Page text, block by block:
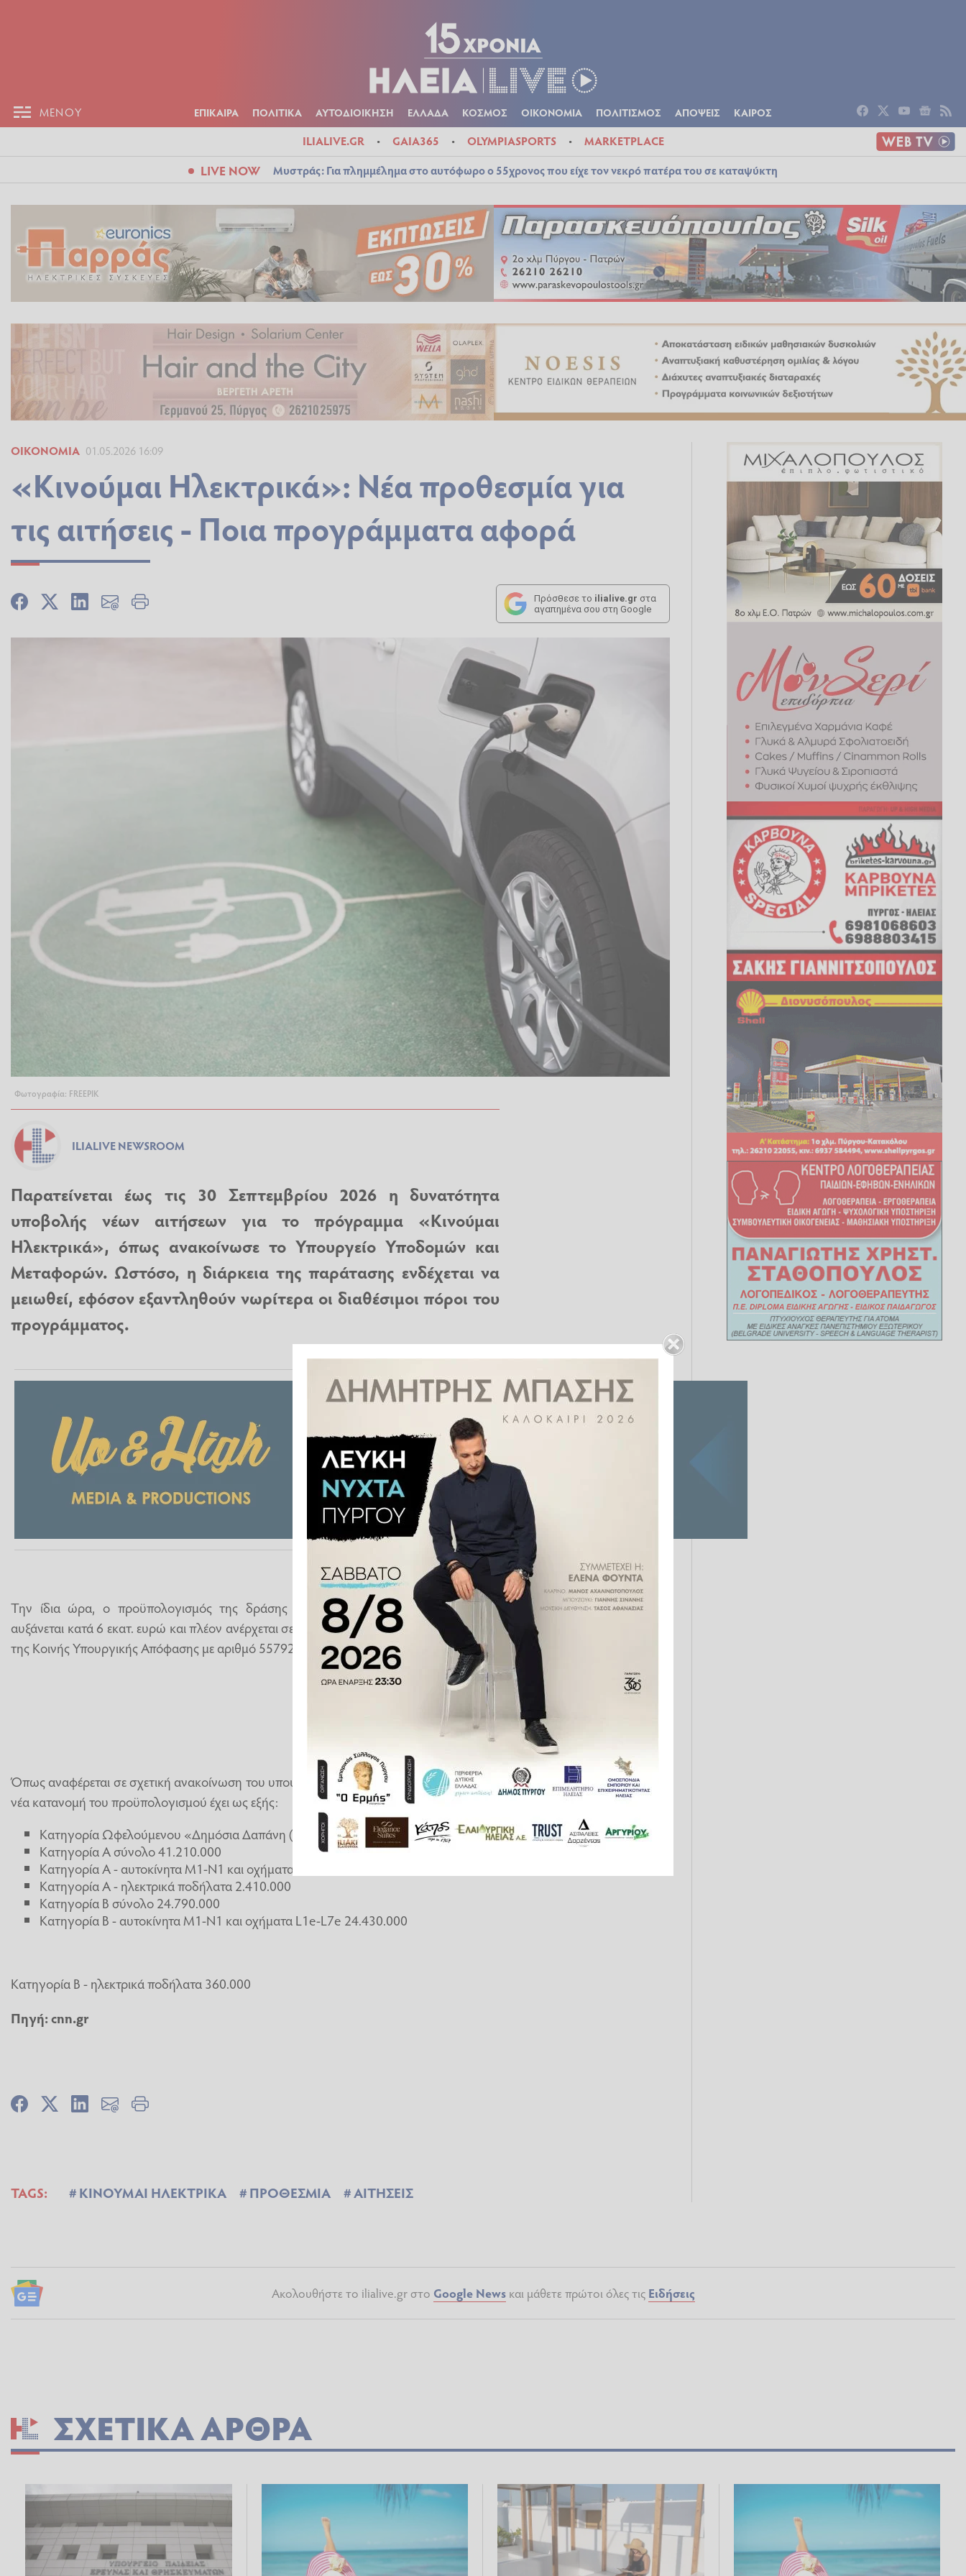
ΜΕΝΟΥ ΕΠΙΚΑΙΡΑ ΠΟΛΙΤΙΚΑ ΑΥΤΟΔΙΟΙΚΗΣΗ ΕΛΛΑΔΑ ΚΟΣΜΟΣ ΟΙΚΟΝΟΜΙΑ ΠΟΛΙΤΙΣΜΟΣ ΑΠΟΨΕΙΣ ΚΑΙΡΟΣ
ILIALIVE.GR GAIA365 OLYMPIASPORTS MARKETPLACE
LIVE NOW Μυστράς: Για πλημμέλημα στο αυτόφωρο ο 55χρονος που είχε τον νεκρό πατέρα του σε καταψύκτη
ΟΙΚΟΝΟΜΊΑ 01.05.2026 16:09
«Κινούμαι Ηλεκτρικά»: Νέα προθεσμία για
τις αιτήσεις - Ποια προγράμματα αφορά
Πρόσθεσε το ilialive.gr στα
αγαπημένα σου στη Google
Φωτογραφία: FREEPIK
ILIALIVE NEWSROOM
Παρατείνεται έως τις 30 Σεπτεμβρίου 2026 η δυνατότητα
υποβολής νέων αιτήσεων για το πρόγραμμα «Κινούμαι
Ηλεκτρικά», όπως ανακοίνωσε το Υπουργείο Υποδομών και
Μεταφορών. Ωστόσο, η διάρκεια της παράτασης ενδέχεται να
μειωθεί, εφόσον εξαντληθούν νωρίτερα οι διαθέσιμοι πόροι του
προγράμματος.
Την ίδια ώρα, ο προϋπολογισμός της δράσης «Κινούμαι Ηλεκτρικά - γ' κύκλος»
αυξάνεται κατά 6 εκατ. ευρώ και πλέον ανέρχεται σε 66 εκατ. ευρώ με την έκδοση σε ΦΕΚ
της Κοινής Υπουργικής Απόφασης με αριθμό 55792/08.04.2026 (Β' 2038).
Όπως αναφέρεται σε σχετική ανακοίνωση του υπουργείου Υποδομών και Μεταφορών, η
νέα κατανομή του προϋπολογισμού έχει ως εξής:
Κατηγορία Ωφελούμενου «Δημόσια Δαπάνη (σε ευρώ)»
Κατηγορία Α σύνολο 41.210.000
Κατηγορία Α - αυτοκίνητα Μ1-Ν1 και οχήματα L1e-L7e 38.800.000
Κατηγορία Α - ηλεκτρικά ποδήλατα 2.410.000
Κατηγορία Β σύνολο 24.790.000
Κατηγορία Β - αυτοκίνητα Μ1-Ν1 και οχήματα L1e-L7e 24.430.000
Κατηγορία Β - ηλεκτρικά ποδήλατα 360.000
Πηγή: cnn.gr
TAGS: ΚΙΝΟΥΜΑΙ ΗΛΕΚΤΡΙΚΑ ΠΡΟΘΕΣΜΙΑ ΑΙΤΗΣΕΙΣ
Ακολουθήστε το ilialive.gr στο Google Newsκαι μάθετε πρώτοι όλες τις Ειδήσεις
ΣΧΕΤΙΚΆ ΆΡΘΡΑ